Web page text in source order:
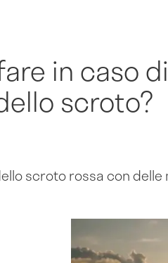
in caso
scroto?
scroto rossa con